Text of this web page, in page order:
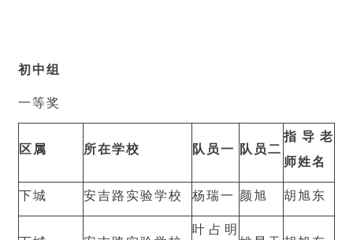
初中组
一等奖
区属 所在学校 队员一 队员二
指导老
师姓名
下城
安吉路实验学校 杨瑞一 颜旭 胡旭东
叶占明